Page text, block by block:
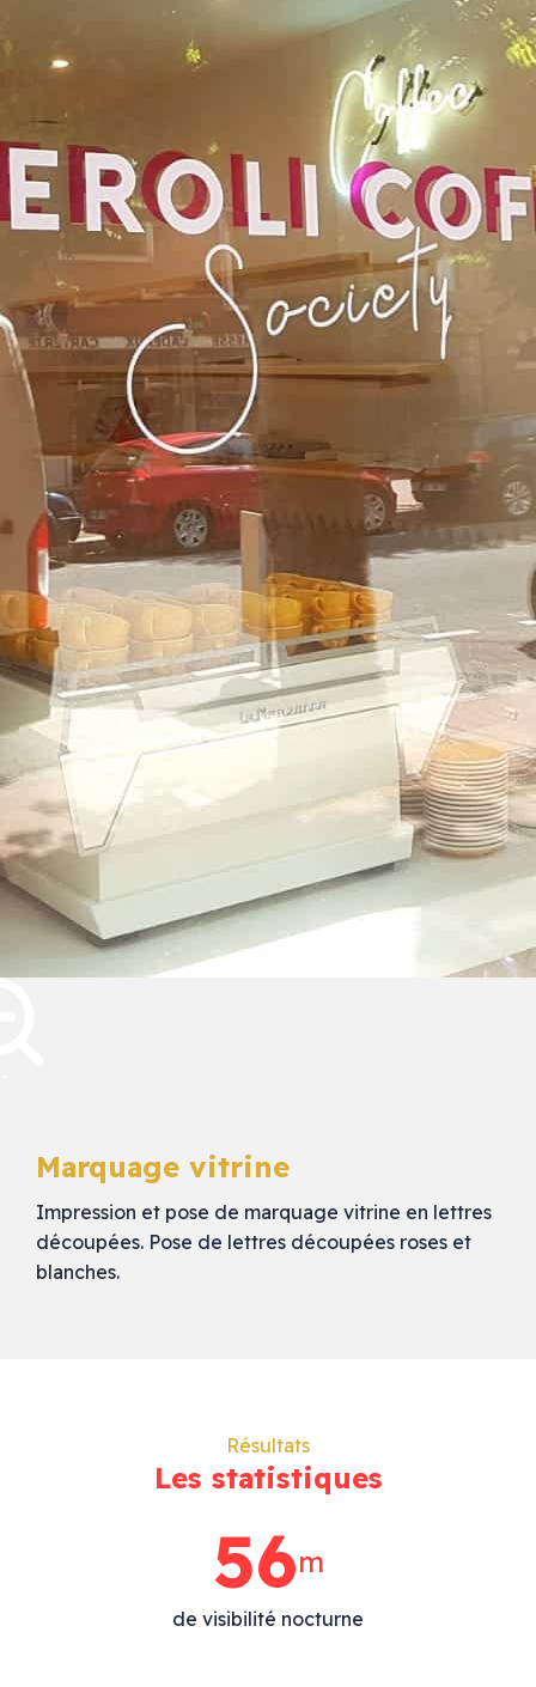
Marquage vitrine
Impression et pose de marquage vitrine en lettres
découpées. Pose de lettres découpées roses et
blanches.
Résultats
Les statistiques
79m
de visibilité nocturne